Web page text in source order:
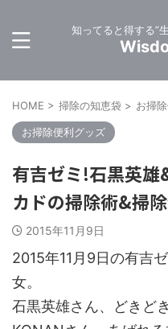
知ってると得する”
HOME > 掃除の知恵袋 > お掃
お掃除便利グッズ
有吉ゼミ!石黒英
カドの掃除術&掃
2015年11月9日
2015年11月9日の有吉
女。
石黒英雄さん、どきど